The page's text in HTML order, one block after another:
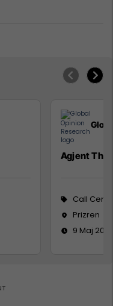
Agjent
Call
Prizren
9 Maj